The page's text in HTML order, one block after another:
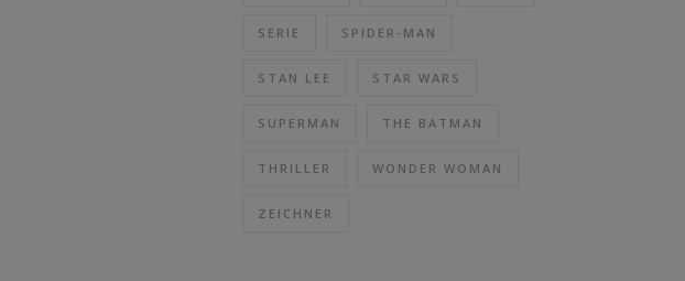
SERIE SPIDER-MAN
STAN LEE STAR WARS
SUPERMAN THE BATMAN
THRILLER WONDER WOMAN
ZEICHNER